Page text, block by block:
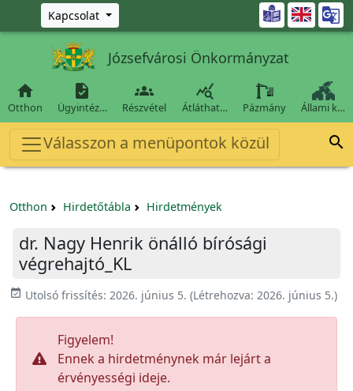
Ugrás a fő tartalomra
Kapcsolat 
Józsefvárosi Önkormányzat

Otthon

Ügyintéz…

Részvétel

Átláthat… Pázmány Állami k…
Válasszon a menüpontok közül 
Otthon Hirdetőtábla Hirdetmények
dr. Nagy Henrik önálló bírósági
végrehajtó_KL
event_available Utolsó frissítés: 2026. június 5. (Létrehozva: 2026. június 5.)
Figyelem!
Ennek a hirdetménynek már lejárt a
érvényességi ideje.